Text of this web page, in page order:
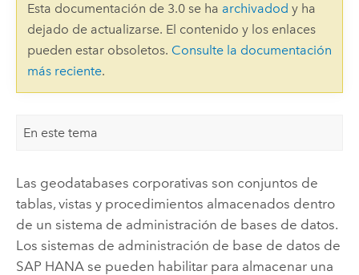
Esta documentación de 3.0 se ha archivadod y ha
dejado de actualizarse. El contenido y los enlaces
pueden estar obsoletos. Consulte la documentación
más reciente.
En este tema
Las geodatabases corporativas son conjuntos de
tablas, vistas y procedimientos almacenados dentro
de un sistema de administración de bases de datos.
Los sistemas de administración de base de datos de
SAP HANA se pueden habilitar para almacenar una